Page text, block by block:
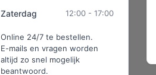
Zaterdag 12:00 - 17:00
Online 24/7 te bestellen.
E-mails en vragen worden
altijd zo snel mogelijk
beantwoord.